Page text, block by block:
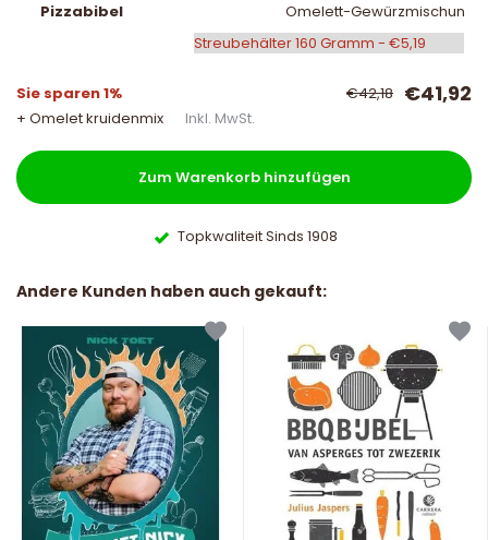
Pizzabibel Omelett-Gewürzmischung
Sie sparen 1% €42,18 €41,92
+ Omelet kruidenmix Inkl. MwSt.
Zum Warenkorb hinzufügen
Topkwaliteit Sinds 1908
Andere Kunden haben auch gekauft: